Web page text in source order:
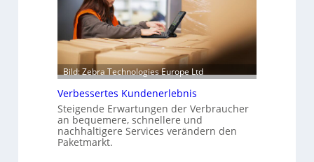
e
r
t
e
r
P
a
l
e
Bild: Zebra Technologies Europe Ltd
Verbessertes Kundenerlebnis
Steigende Erwartungen der Verbraucher
an bequemere, schnellere und
nachhaltigere Services verändern den
Paketmarkt.